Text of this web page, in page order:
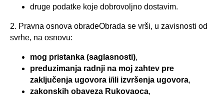
druge podatke koje dobrovoljno dostavim.
2. Pravna osnova obradeObrada se vrši, u zavisnosti od
svrhe, na osnovu:
mog pristanka (saglasnosti),
preduzimanja radnji na moj zahtev pre
zaključenja ugovora i/ili izvršenja ugovora,
zakonskih obaveza Rukovaoca,